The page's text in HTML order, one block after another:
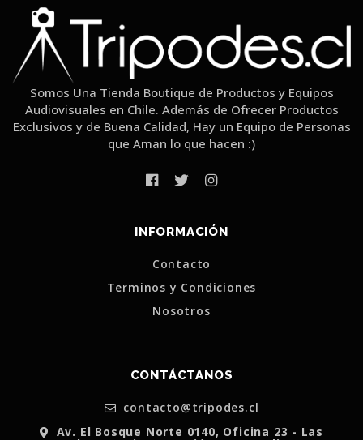
Somos Una Tienda Boutique de Productos y Equipos
Audiovisuales en Chile. Además de Ofrecer Productos
Exclusivos y de Buena Calidad, Hay un Equipo de Personas
que Aman lo que hacen :)
INFORMACIÓN
Contacto
Terminos y Condiciones
Nosotros
CONTÁCTANOS
contacto@tripodes.cl
Av. El Bosque Norte 0140, Oficina 23 - Las